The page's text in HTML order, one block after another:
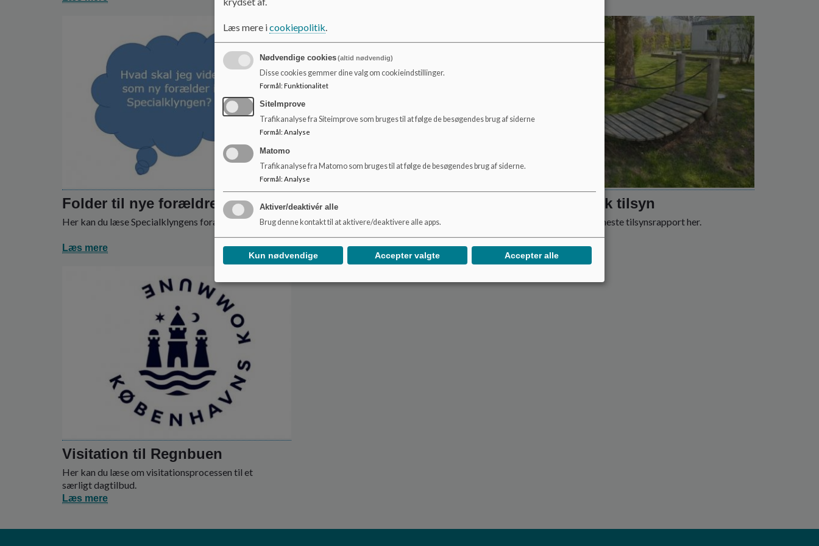
Folder til nye forældre
Her kan du læse Specialklyngens forældrefolder.
Læs mere
Specialklyngens kerneopgave
Vi arbejder i hele Specialklyngen ud fra samme
forståelse af vores kerneopgave.
Læs mere
Pædagogisk tilsyn
Læs Regnbuens seneste tilsynsrapport her.
Læs mere
Visitation til Regnbuen
Her kan du læse om visitationsprocessen til et
særligt dagtilbud.
Læs mere
Læs mere icookiepolitik.
Nødvendige cookies(altid nødvendig)
Disse cookies gemmer dine valg om cookieindstillinger.
Formål: Funktionalitet
SiteImprove
Trafikanalyse fra Siteimprove som bruges til at følge de besøgendes brug af siderne
Formål : Analyse
Matomo
Trafikanalyse fra Matomo som bruges til at følge de besøgendes brug af siderne.
Formål : Analyse
Aktiver/deaktivér alle
Brug denne kontakt til at aktivere/deaktivere alle apps.
Kun nødvendige Accepter valgte Accepter alle